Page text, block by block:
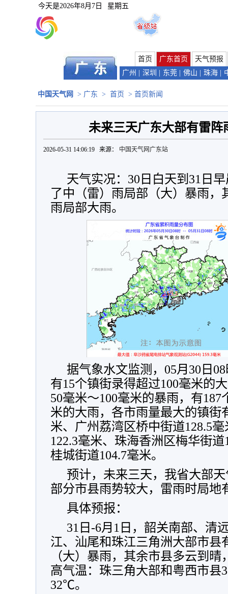
今天是2026年8月7日 星期五
首页 广东首页
天气预报
广州
深圳 东莞 佛山 珠海
中国天气网
> 广东 > 首页 > 首页新闻
未来三天广东大部有雷阵
2026-05-31 14:06:19 来源： 中国天气网广东站
天气实况：30日白天到31日
了中（雷）雨局部（大）暴雨，
雨局部大雨。
据气象水文监测，05月30日
有15个镇街录得超过100毫米的
50毫米～100毫米的暴雨，有
米的大雨，各市雨量最大的镇街
米、广州荔湾区桥中街道128.5
122.3毫米、珠海香洲区梅华街
桂城街道104.7毫米。
预计，未来三天，我省大部
部分市县雨势较大，雷雨时局地
具体预报：
31日-6月1日，韶关南部、清
江、汕尾和珠江三角洲大部市县
（大）暴雨，其余市县多云到
高气温：珠三角大部和粤西市县
32℃。